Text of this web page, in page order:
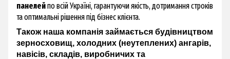
панелейпо всій Україні, гарантуючи якість, дотримання строків
та оптимальні рішення під бізнес клієнта.
Також наша компанія займається будівництвом
зерносховищ, холодних (неутеплених) ангарів,
навісів, складів, виробничих та